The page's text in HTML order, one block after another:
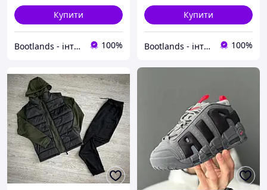
Купити
Bootlands - інтернет-магазин взуття та одягу 100%
Купити
Bootlands - інтернет-магазин взуття та одягу 100%